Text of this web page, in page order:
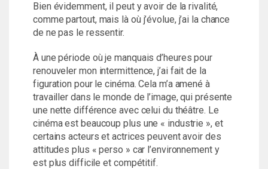
Bien évidemment, il peut y avoir de la rivalité,
comme partout, mais là où j’évolue, j’ai la chance
de ne pas le ressentir.
À une période où je manquais d’heures pour
renouveler mon intermittence, j’ai fait de la
figuration pour le cinéma. Cela m’a amené à
travailler dans le monde de l’image, qui présente
une nette différence avec celui du théâtre. Le
cinéma est beaucoup plus une « industrie », et
certains acteurs et actrices peuvent avoir des
attitudes plus « perso » car l’environnement y
est plus difficile et compétitif.